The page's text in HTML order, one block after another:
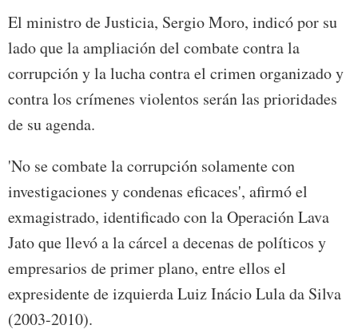
El ministro de Justicia, Sergio Moro, indicó por su
lado que la ampliación del combate contra la
corrupción y la lucha contra el crimen organizado y
contra los crímenes violentos serán las prioridades
de su agenda.
'No se combate la corrupción solamente con
investigaciones y condenas eficaces', afirmó el
exmagistrado, identificado con la Operación Lava
Jato que llevó a la cárcel a decenas de políticos y
empresarios de primer plano, entre ellos el
expresidente de izquierda Luiz Inácio Lula da Silva
(2003-2010).